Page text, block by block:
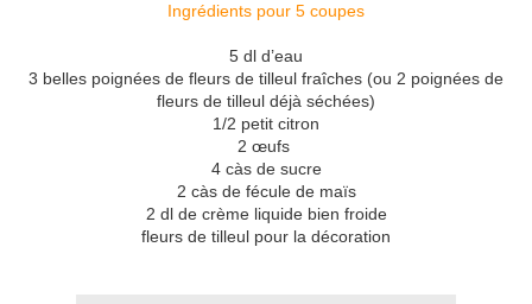
Ingrédients pour 5 coupes
5 dl d’eau
3 belles poignées de fleurs de tilleul fraîches (ou 2 poignées de
fleurs de tilleul déjà séchées)
1/2 petit citron
2 œufs
4 càs de sucre
2 càs de fécule de maïs
2 dl de crème liquide bien froide
fleurs de tilleul pour la décoration